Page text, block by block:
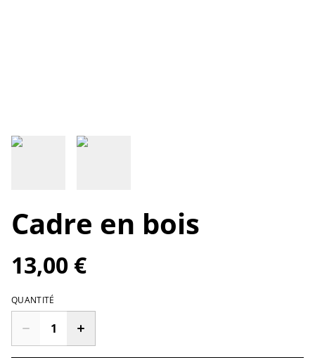
Cadre en bois
13,00 €
QUANTITÉ